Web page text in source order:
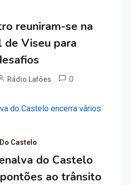
reuniram-se na
de Viseu para
Rádio Lafões 0
Castelo
do Castelo
ao trânsito